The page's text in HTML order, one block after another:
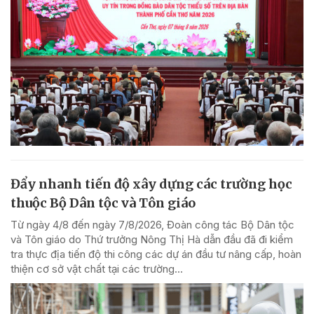
Đẩy nhanh tiến độ xây dựng các trường học
thuộc Bộ Dân tộc và Tôn giáo
Từ ngày 4/8 đến ngày 7/8/2026, Đoàn công tác Bộ Dân tộc
và Tôn giáo do Thứ trưởng Nông Thị Hà dẫn đầu đã đi kiểm
tra thực địa tiến độ thi công các dự án đầu tư nâng cấp, hoàn
thiện cơ sở vật chất tại các trường...